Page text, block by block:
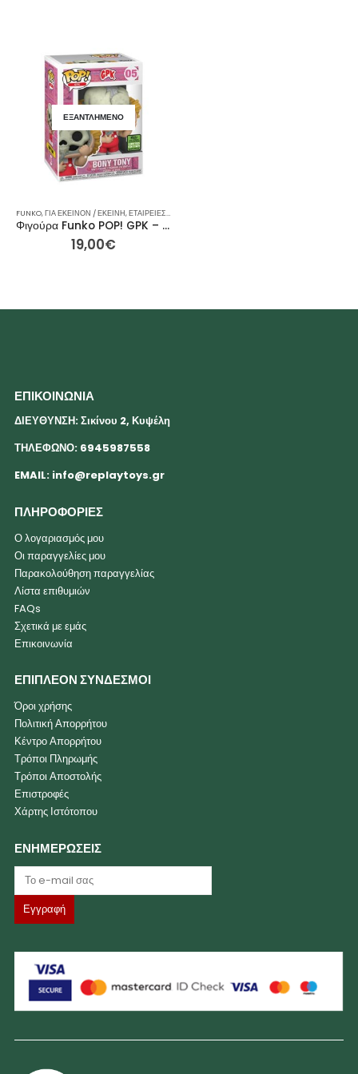
ΕΞΑΝΤΛΗΜΈΝΟ
FUNKO,ΓΙΑ ΕΚΕΊΝΟΝ / ΕΚΕΊΝΗ,ΕΤΑΙΡΕΊΕΣ,ΙΔΈΕΣ ΓΙΑ ΔΏΡΑ
Φιγούρα Funko POP! GPK – Garbage Pail Kids – Bony Tony (Limited Edition) #05 βάγγο
19,00€
ΕΠΙΚΟΙΝΩΝΙΑ
ΔΙΕΥΘΥΝΣΗ: Σικίνου 2, Κυψέλη
ΤΗΛΕΦΩΝΟ: 6945987558
EMAIL: info@replaytoys.gr
ΠΛΗΡΟΦΟΡΙΕΣ
Ο λογαριασμός μου
Οι παραγγελίες μου
Παρακολούθηση παραγγελίας
Λίστα επιθυμιών
FAQs
Σχετικά με εμάς
Επικοινωνία
ΕΠΙΠΛΕΟΝ ΣΥΝΔΕΣΜΟΙ
Όροι χρήσης
Πολιτική Απορρήτου
Κέντρο Απορρήτου
Τρόποι Πληρωμής
Τρόποι Αποστολής
Επιστροφές
Χάρτης Ιστότοπου
ΕΝΗΜΕΡΩΣΕΙΣ